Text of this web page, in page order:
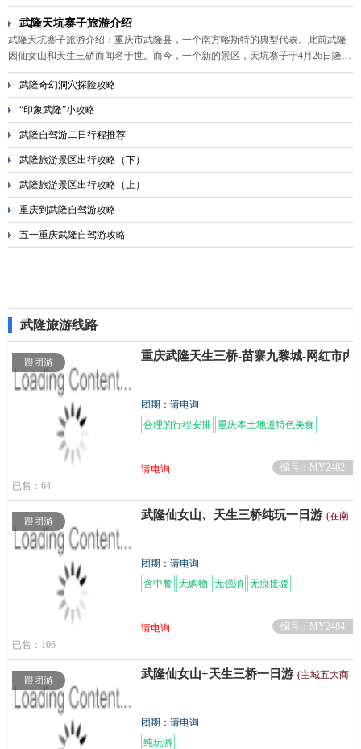
那么，武隆旅游线路有哪些呢？
武隆天坑寨子旅游介绍
武隆天坑寨子旅游介绍：重庆市武隆县，一个南方喀斯特的典型代表。此前武隆
因仙女山和天生三硚而闻名于世。而今，一个新的景区，天坑寨子于4月26日隆重
开园。本篇为大家奉上武隆天坑寨子旅游介绍。
武隆奇幻洞穴探险攻略
“印象武隆”小攻略
武隆自驾游二日行程推荐
武隆旅游景区出行攻略（下）
武隆旅游景区出行攻略（上）
重庆到武隆自驾游攻略
五一重庆武隆自驾游攻略
武隆旅游线路
跟团游 重庆武隆天生三桥-苗寨九黎城-网红市内
团期：请电询
合理的行程安排 重庆本土地道特色美食
请电询
编号：MY2482
已售：64
跟团游 武隆仙女山、天生三桥纯玩一日游 (在南国
团期：请电询
含中餐 无购物 无强消 无痕接驳
请电询
编号：MY2484
已售：106
跟团游 武隆仙女山+天生三桥一日游 (主城五大商
团期：请电询
纯玩游